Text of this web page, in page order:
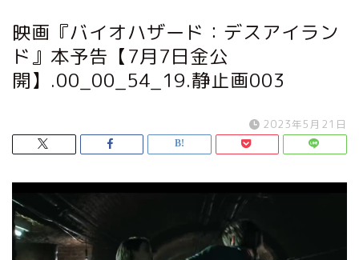
映画『バイオハザード：デスアイラン
ド』本予告【7月7日金公
開】.00_00_54_19.静止画003
2023年5月21日